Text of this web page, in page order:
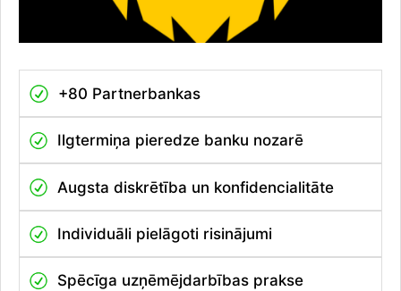
+80 Partnerbankas
Ilgtermiņa pieredze banku nozarē
Augsta diskrētība un konfidencialitāte
Individuāli pielāgoti risinājumi
Spēcīga uzņēmējdarbības prakse